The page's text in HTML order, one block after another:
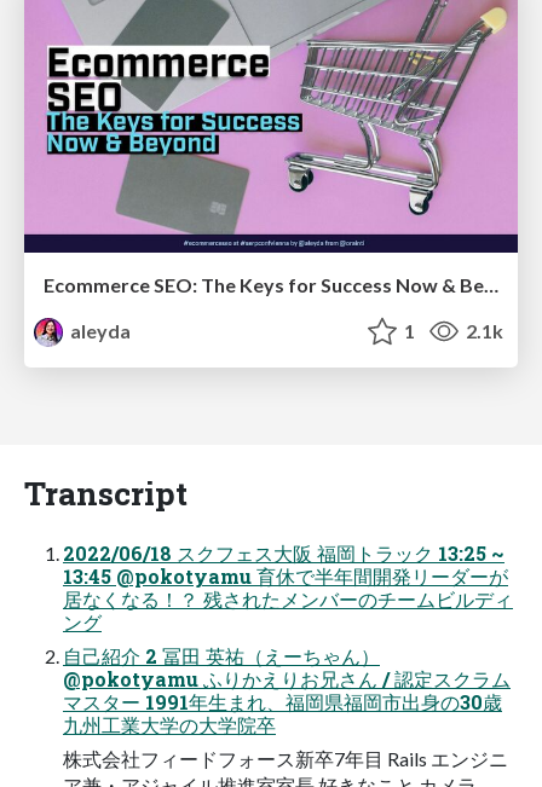
aleyda
1 2.1k
Transcript
2022/06/18 スクフェス⼤阪 福岡トラック 13:25 ~
13:45 @pokotyamu 育休で半年間開発リーダーが
居なくなる！？ 残されたメンバーのチームビルディ
ング
⾃⼰紹介 2 冨⽥ 英祐（えーちゃん）
@pokotyamu ふりかえりお兄さん / 認定スクラム
マスター 1991年⽣まれ、福岡県福岡市出⾝の30歳
九州⼯業⼤学の⼤学院卒
株式会社フィードフォース新卒7年⽬ Rails エンジニ